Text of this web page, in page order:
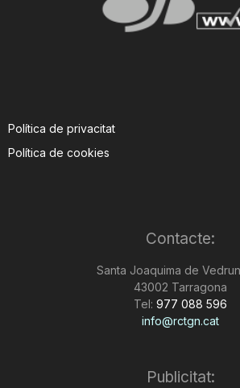
Política de privacitat
Política de cookies
Contacte:
Santa Joaquima de
43002 Tarragona
Tel: 977 088 596
info@rctgn.cat
Publicitat: